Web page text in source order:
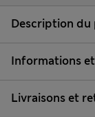
Description
Informations
Livraisons et